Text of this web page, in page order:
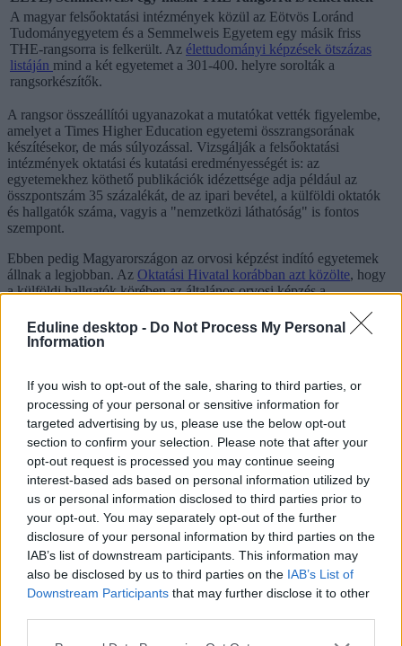
Eduline desktop - Do Not Process My Personal
Information
If you wish to opt-out of the sale, sharing to third parties, or
processing of your personal or sensitive information for
targeted advertising by us, please use the below opt-out
section to confirm your selection. Please note that after your
opt-out request is processed you may continue seeing
interest-based ads based on personal information utilized by
us or personal information disclosed to third parties prior to
your opt-out. You may separately opt-out of the further
disclosure of your personal information by third parties on the
IAB’s list of downstream participants. This information may
also be disclosed by us to third parties on the IAB’s List of
Downstream Participants that may further disclose it to other
A magyar felsőoktatási intézmények közül az Eötvös Loránd
Tudományegyetem és a Semmelweis Egyetem egy másik friss
THE-rangsorra is felkerült. Az élettudományi képzések ötszázas
listáján mind a két egyetemet a 301-400. helyre sorolták a
rangsorkészítők.
A rangsor összeállítói ugyanazokat a mutatókat vették figyelembe,
amelyet a Times Higher Education egyetemi összrangsorának
készítésekor, de más súlyozással. Vizsgálják a felsőoktatási
intézmények oktatási és kutatási eredményességét is: az
egyetemekhez köthető publikációk idézettsége adja például az
összpontszám 35 százalékát, de az ipari bevétel, a külföldi oktatók
és hallgatók száma, vagyis a "nemzetközi láthatóság" is fontos
szempont.
Ebben pedig Magyarországon az orvosi képzést indító egyetemek
állnak a legjobban. Az Oktatási Hivatal korábban azt közölte, hogy
a külföldi hallgatók körében az általános orvosi képzés a
legtöbb külföldi hallgató a 2016/2017-es tanévben a Debreceni
Egyetemre érkezett, ahová 4321 külföldi hallgató iratkozott be, a
Itt az új egyetemi rangsor: nyolc magyar egyetem
került fel a listára, tarolnak az orosz intézmények
Újabb listát hozott nyilvánosságra a globális
felsőoktatási rangsorairól ismert brit Quacquarelli
Symonds (QS), ezúttal a feltörekvő európai országok és
a közép-ázsiai államok felsőoktatási intézményeit
értékelték. Nyolc magyar egyetem került fel a listára, a
legjobb eredményt a Szegedi Tudományegyetem érte
el.
felsőoktatási rangsor
Times Higher Education
egyetemi rangsor
THE rangsor